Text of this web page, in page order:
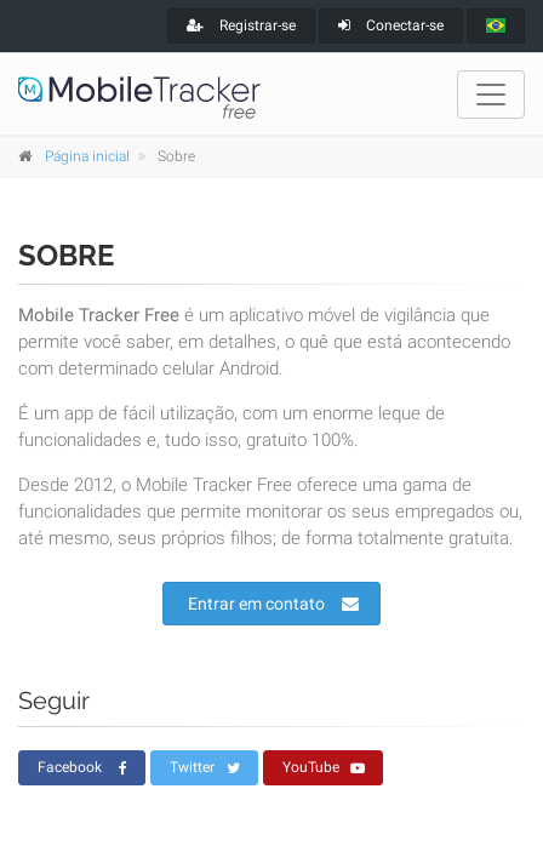
Registrar-se Conectar-se
Página inicial Sobre
SOBRE
Mobile Tracker Free é um aplicativo móvel de vigilância que
permite você saber, em detalhes, o quê que está acontecendo
com determinado celular Android.
É um app de fácil utilização, com um enorme leque de
funcionalidades e, tudo isso, gratuito 100%.
Desde 2012, o Mobile Tracker Free oferece uma gama de
funcionalidades que permite monitorar os seus empregados ou,
até mesmo, seus próprios filhos; de forma totalmente gratuita.
Entrar em contato
Seguir
Facebook Twitter YouTube